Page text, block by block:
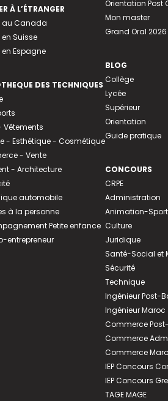
À L’ÉTRANGER
au Canada
en Suisse
en Espagne
DES TECHNIQUES
Vêtements
- Esthétique - Cosmétique
- Vente
- Architecture
automobile
à la personne
Petite enfance
entrepreneur
Orientation Post
Mon master
Grand Oral 2026
BLOG
Collège
Lycée
Supérieur
Orientation
Guide pratique
CONCOURS
CRPE
Administration
Animation-Sport
Culture
Juridique
Santé-Social et
Sécurité
Technique
Ingénieur Post-
Ingénieur Maroc
Commerce
Commerce
Commerce
IEP Concours
IEP Concours
TAGE MAGE